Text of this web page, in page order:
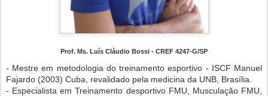
Prof. Ms. Luís Cláudio Bossi - CREF 4247-G/SP
- Mestre em metodologia do treinamento esportivo - ISCF Manuel
Fajardo (2003) Cuba, revalidado pela medicina da UNB, Brasília.
- Especialista em Treinamento desportivo FMU, Musculação FMU,